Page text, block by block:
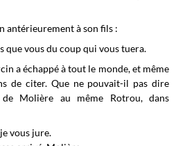
antérieurement à son fils :
que vous du coup qui vous tuera.
a échappé à tout le monde, et même
de citer. Que ne pouvait-il pas dire
Molière au même Rotrou, dans
vous jure.